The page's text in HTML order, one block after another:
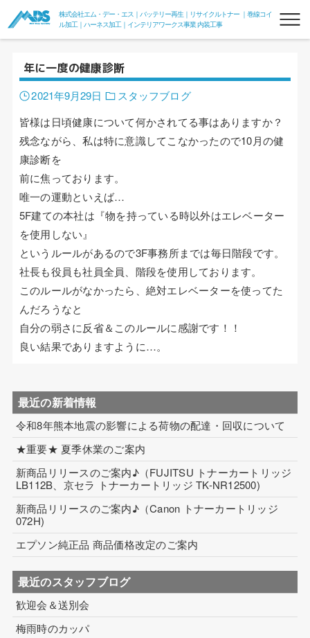
株式会社エム・デー・エス｜バッテリー再生｜リサイクルトナー ｜巻線コイ
ル加工｜ハーネス加工｜インテリアワークス事業 内装工事
リフレッシュバッテリー
フォークリフトリフレッシュバッテリー
フォークde電力変換器100V
組電池
リサイクルトナー
コイル巻線加工
生産設備について
生産設備について（アプリケーター）
取扱製品一覧
その他
ECマーケティング支援
インテリアワークス事業 内装工事
年に一度の健康診断
2021年9月29日
スタッフブログ
皆様は日頃健康について何かされてる事はありますか？
残念ながら、私は特に意識してこなかったので10月の健
康診断を
前に焦っております。
唯一の運動といえば…
5F建ての本社は『物を持っている時以外はエレベーター
を使用しない』
というルールがあるので3F事務所までは毎日階段です。
社長も役員も社員全員、階段を使用しております。
このルールがなかったら、絶対エレベーターを使ってた
んだろうなと
自分の弱さに反省＆このルールに感謝です！！
良い結果でありますように…。
最近の新着情報
令和8年熊本地震の影響による荷物の配達・回収について
★重要★ 夏季休業のご案内
新商品リリースのご案内♪（FUJITSU トナーカートリッジ
LB112B、京セラ トナーカートリッジ TK-NR12500)
新商品リリースのご案内♪（Canon トナーカートリッジ
072H)
エプソン純正品 商品価格改定のご案内
最近のスタッフブログ
歓迎会＆送別会
梅雨時のカッパ